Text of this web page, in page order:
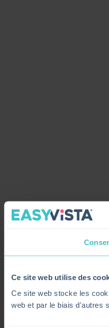
Ce site web utilise des
Ce site web stocke les
web et par le biais d'autres